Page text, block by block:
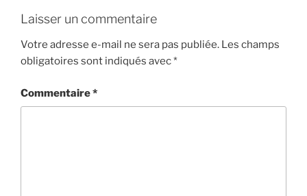
Laisser un commentaire
Votre adresse e-mail ne sera pas publiée. Les champs
obligatoires sont indiqués avec*
Commentaire*